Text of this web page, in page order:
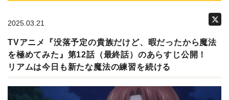
2025.03.21
TVアニメ『没落予定の貴族だけど、暇だったから魔法
を極めてみた』第12話（最終話）のあらすじ公開！
リアムは今日も新たな魔法の練習を続ける